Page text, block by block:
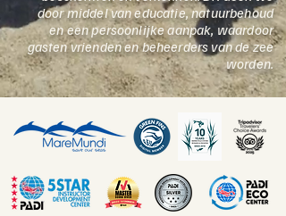
door middel van educatie, natuurbehoud
en een persoonlijke aanpak, waardoor
gasten vrienden en beheerders van de zee
worden.